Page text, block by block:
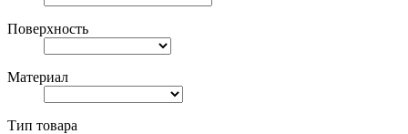
Поверхность
Материал
Тип товара